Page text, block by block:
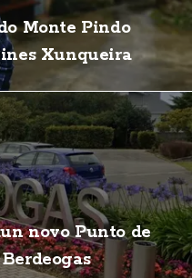
Monte Pindo
Xunqueira
novo Punto de